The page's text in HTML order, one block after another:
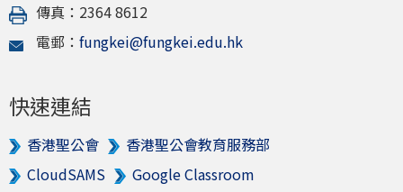
傳真：2364 8612
電郵： fungkei@fungkei.edu.hk
快速連結
香港聖公會
香港聖公會教育服務部
CloudSAMS
Google Classroom